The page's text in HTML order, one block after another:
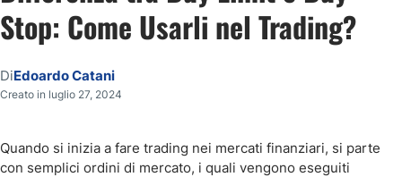
Come funzionano gli ordini in sospeso buy stop e buy limit
Come si inseriscono buy limit e buy stop nelle piattaforme MT4 e
trading?
Stop: Come Usarli nel Trading?
DiEdoardo Catani
Creato in luglio 27, 2024
Quando si inizia a fare trading nei mercati finanziari, si parte
con semplici ordini di mercato, i quali vengono eseguiti